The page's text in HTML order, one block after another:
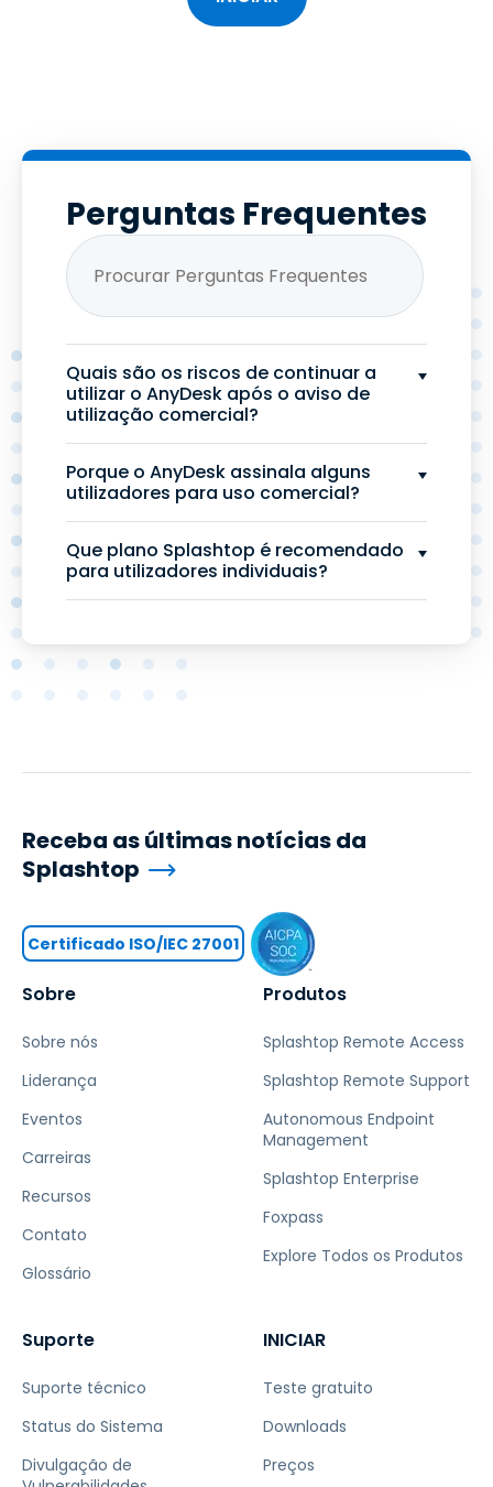
Perguntas Frequentes
Quais são os riscos de continuar a
utilizar o AnyDesk após o aviso de
utilização comercial?
Porque o AnyDesk assinala alguns
utilizadores para uso comercial?
Que plano Splashtop é recomendado
para utilizadores individuais?
Sobre
Sobre nós
Liderança
Eventos
Carreiras
Recursos
Contato
Glossário
Produtos
Splashtop Remote Access
Splashtop Remote Support
Autonomous Endpoint
Management
Splashtop Enterprise
Foxpass
Explore Todos os Produtos
Suporte
Suporte técnico
Status do Sistema
Divulgação de
INICIAR
Teste gratuito
Downloads
Preços
Receba as últimas notícias da
Splashtop
Certificado ISO/IEC 27001